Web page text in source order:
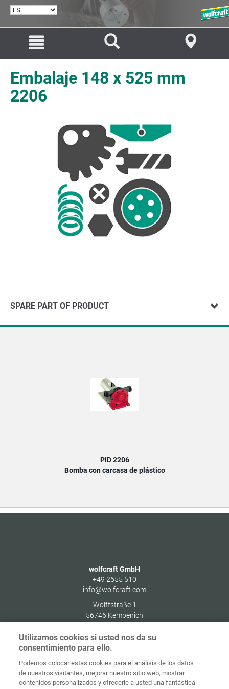
SELECCIONAR
contenido
la
navegación
Embalaje 148 x 525 mm
2206
SPARE PART OF PRODUCT
PID 2206
Bomba con carcasa de plástico
wolfcraft GmbH
+49 2655 510
info@wolfcraft.com
Wolffstraße 1
56746 Kempenich
Inicio Contacto Aviso legal
Protección de
datos
Utilizamos cookies si usted nos da su
consentimiento para ello.
Podemos colocar estas cookies para el análisis de los datos
de nuestros visitantes, mejorar nuestro sitio web, mostrar
contenidos personalizados y ofrecerle a usted una fantástica